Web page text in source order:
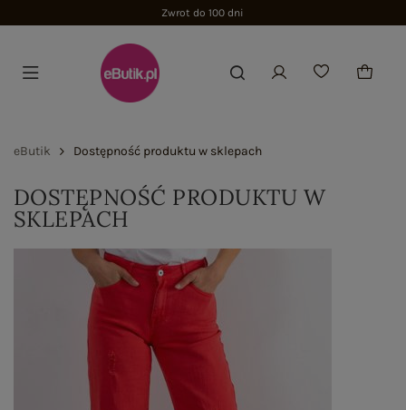
Zwrot do 100 dni
eButik Dostępność produktu w sklepach
DOSTĘPNOŚĆ PRODUKTU W
SKLEPACH